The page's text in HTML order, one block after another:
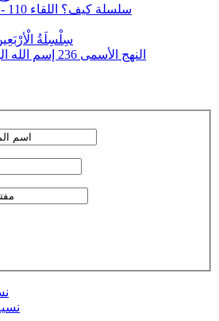
سلسلة كيف؟ اللقاء 110 - كيف أبيع وأشتري؟
سِلْسِلَةُ الْأرْبَعِينَ
النهج الأسمى 236 إسم الله الواحد الأحد - اللقاء 5